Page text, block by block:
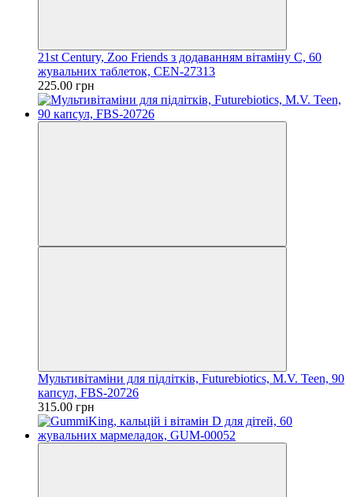
21st Century, Zoo Friends з додаванням вітаміну C, 60
жувальних таблеток, CEN-27313
225.00 грн
Мультивітаміни для підлітків, Futurebiotics, M.V. Teen, 90
капсул, FBS-20726
315.00 грн